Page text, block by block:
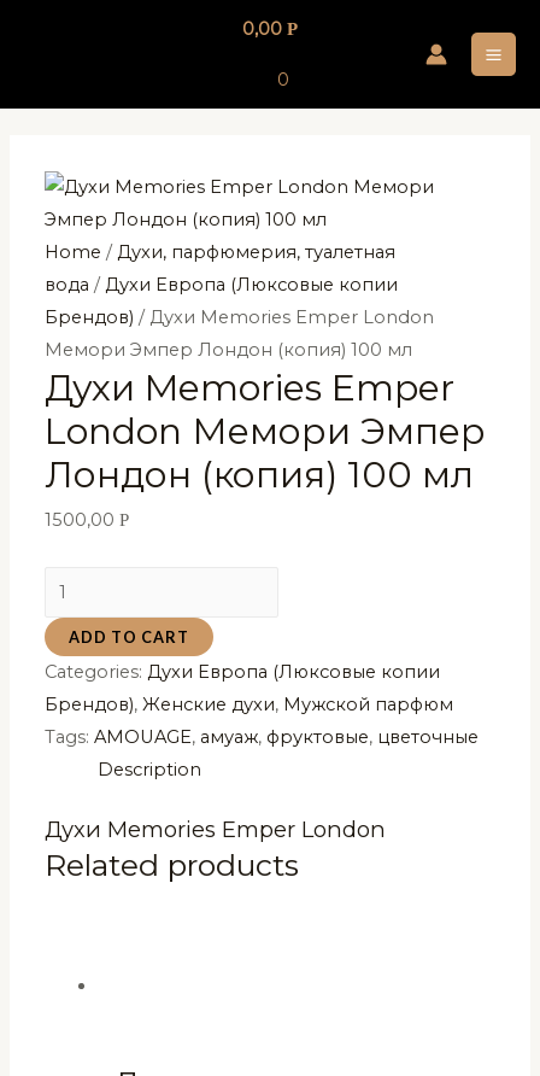
0,00 Р
0
Home /Духи, парфюмерия, туалетная
вода /Духи Европа (Люксовые копии
Брендов) / Духи Memories Emper London
Мемори Эмпер Лондон (копия) 100 мл
Духи Memories Emper
London Мемори Эмпер
Лондон (копия) 100 мл
1500,00Р
Духи
Memories
Emper
London
Мемори
Эмпер
Лондон
100
мл
ADD TO CART
Categories:Духи Европа (Люксовые копии
Брендов),Женские духи, Мужской парфюм
Tags:AMOUAGE, амуаж, фруктовые, цветочные
Description
Духи Memories Emper London
Related products